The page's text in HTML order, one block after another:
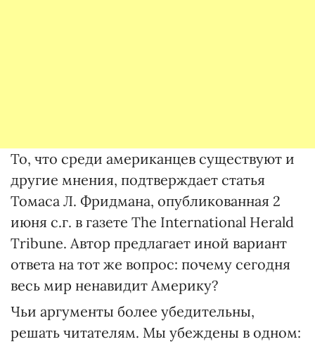
То, что среди американцев существуют и
другие мнения, подтверждает статья
Томаса Л. Фридмана, опубликованная 2
июня с.г. в газете The International Herald
Tribune. Автор предлагает иной вариант
ответа на тот же вопрос: почему сегодня
весь мир ненавидит Америку?
Чьи аргументы более убедительны,
решать читателям. Мы убеждены в одном: